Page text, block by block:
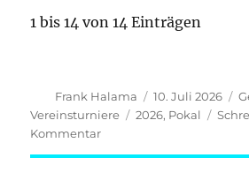
1 bis 14 von 14 Einträgen
Autor
Frank Halama
Veröffentlicht
am
10. Juli 2026
Vereinsturniere
Schlagwörter
2026, Pokal
Kommentarzu
Philippe